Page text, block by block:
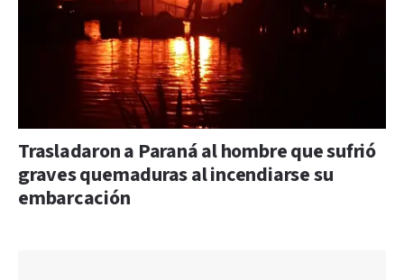
Trasladaron a Paraná al hombre que sufrió
graves quemaduras al incendiarse su
embarcación